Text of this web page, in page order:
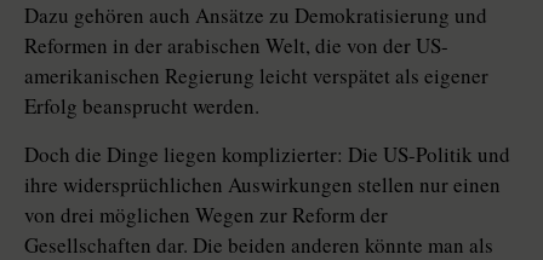
Dazu gehören auch Ansätze zu Demokratisierung und
Reformen in der arabischen Welt, die von der US-
amerikanischen Regierung leicht verspätet als eigener
Erfolg beansprucht werden.
Doch die Dinge liegen komplizierter: Die US-Politik und
ihre widersprüchlichen Auswirkungen stellen nur einen
von drei möglichen Wegen zur Reform der
Gesellschaften dar. Die beiden anderen könnte man als